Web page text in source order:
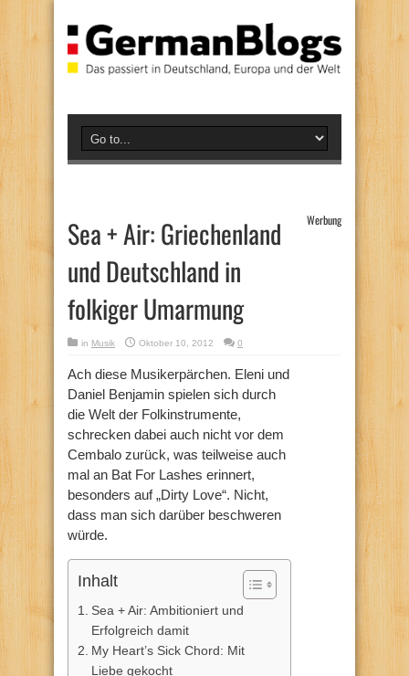
Sea + Air: Griechenland
und Deutschland in
folkiger Umarmung
Werbung
in Musik Oktober 10, 2012 0
Ach diese Musikerpärchen. Eleni und
Daniel Benjamin spielen sich durch
die Welt der Folkinstrumente,
schrecken dabei auch nicht vor dem
Cembalo zurück, was teilweise auch
mal an Bat For Lashes erinnert,
besonders auf „Dirty Love“. Nicht,
dass man sich darüber beschweren
würde.
Inhalt
Sea + Air: Ambitioniert und
Erfolgreich damit
My Heart’s Sick Chord: Mit
Liebe gekocht